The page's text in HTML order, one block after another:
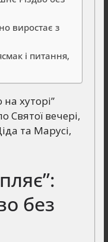
виростає з
і питання,
на хуторі”
Святої вечері,
та Марусі,
без